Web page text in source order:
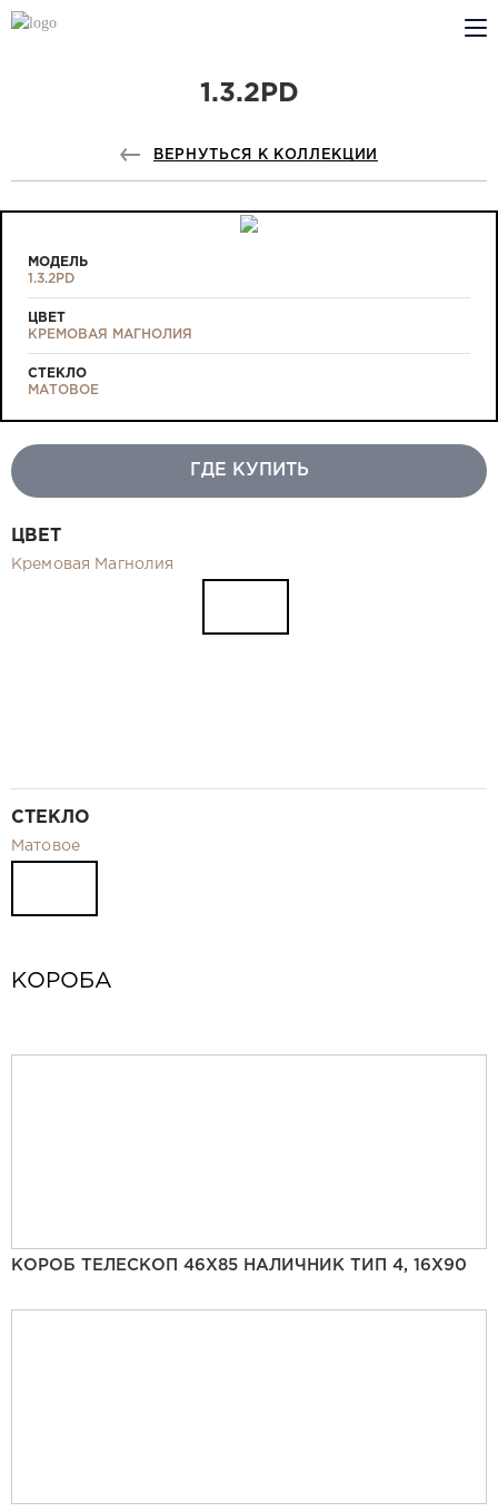
КОМПАНИЯ
PROFILDOORS
Проекты
1.3.2PD
ВЕРНУТЬСЯ К КОЛЛЕКЦИИ
МОДЕЛЬ
1.3.2PD
ЦВЕТ
КРЕМОВАЯ МАГНОЛИЯ
СТЕКЛО
МАТОВОЕ
ГДЕ КУПИТЬ
ЦВЕТ
Кремовая Магнолия
СТЕКЛО
Матовое
КОРОБА
КОРОБ ТЕЛЕСКОП 46Х85 НАЛИЧНИК ТИП 4, 16Х90